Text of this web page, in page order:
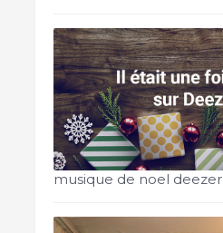
musique de noel deezer